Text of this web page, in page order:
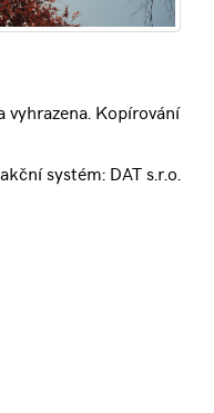
vyhrazena. Kopírování
systém: DAT s.r.o.